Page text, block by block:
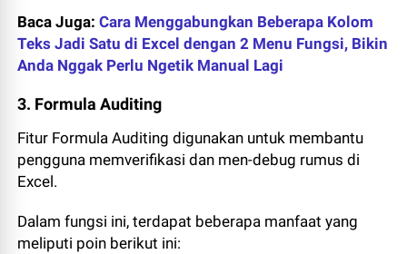
Baca Juga:Cara Menggabungkan Beberapa Kolom
Teks Jadi Satu di Excel dengan 2 Menu Fungsi, Bikin
Anda Nggak Perlu Ngetik Manual Lagi
3. Formula Auditing
Fitur Formula Auditing digunakan untuk membantu
pengguna memverifikasi dan men-debug rumus di
Excel.
Dalam fungsi ini, terdapat beberapa manfaat yang
meliputi poin berikut ini: